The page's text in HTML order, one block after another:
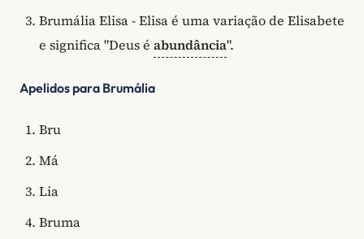
Brumália Elisa - Elisa é uma variação de Elisabete
e significa "Deus é abundância".
Apelidos para Brumália
Bru
Má
Lia
Bruma